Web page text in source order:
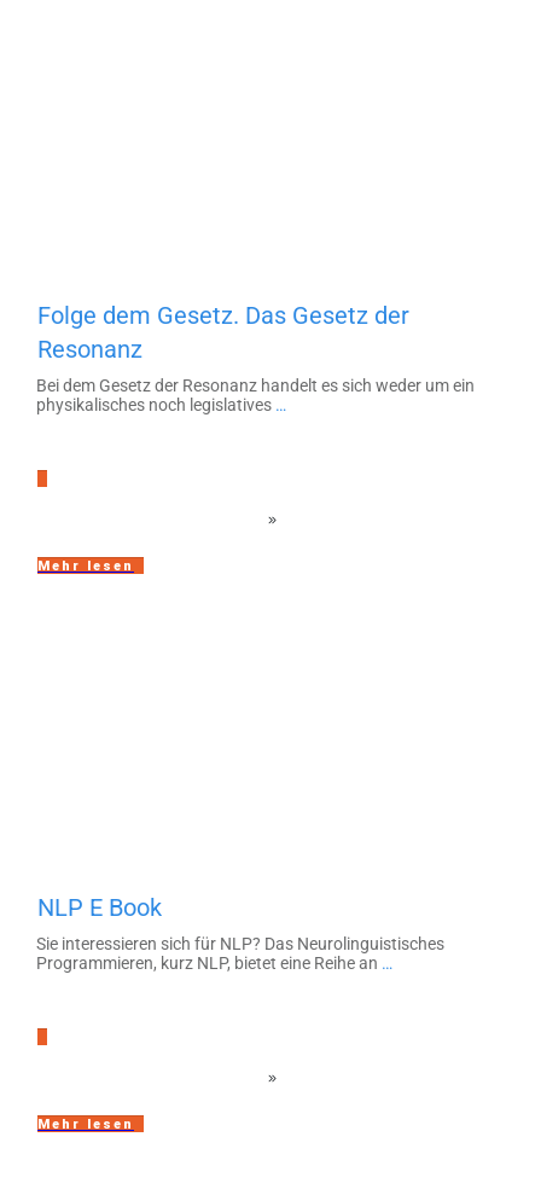
Folge dem Gesetz. Das Gesetz der
Resonanz
Bei dem Gesetz der Resonanz handelt es sich weder um ein
physikalisches noch legislatives …
Mehr lesen
NLP E Book
Sie interessieren sich für NLP? Das Neurolinguistisches
Programmieren, kurz NLP, bietet eine Reihe an …
Mehr lesen